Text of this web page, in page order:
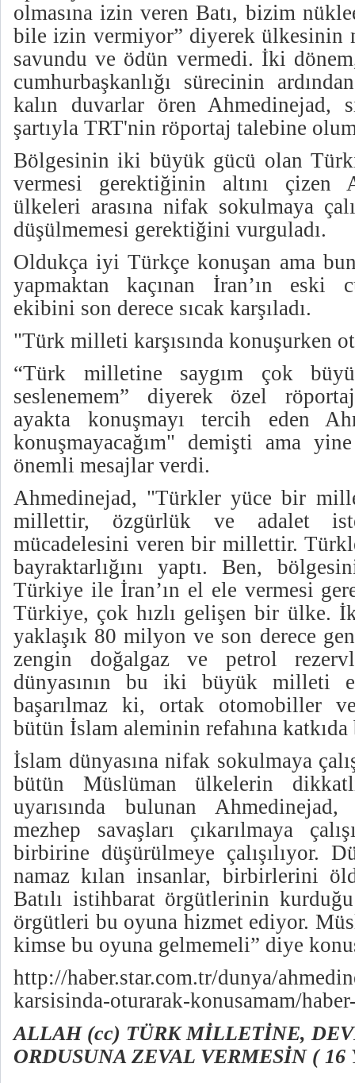
olmasına izin veren Batı, bizim
bile izin vermiyor” diyerek ülkesinin
savundu ve ödün vermedi. İki
cumhurbaşkanlığı sürecinin
kalın duvarlar ören Ahmedinejad,
şartıyla TRT'nin röportaj talebine
Bölgesinin iki büyük gücü olan
vermesi gerektiğinin altını çizen
ülkeleri arasına nifak sokulmaya
düşülmemesi gerektiğini vurguladı.
Oldukça iyi Türkçe konuşan ama
yapmaktan kaçınan İran’ın eski
ekibini son derece sıcak karşıladı.
"Türk milleti karşısında konuşurken
“Türk milletine saygım çok
seslenemem” diyerek özel
ayakta konuşmayı tercih eden
konuşmayacağım" demişti ama
önemli mesajlar verdi.
Ahmedinejad, "Türkler yüce bir
millettir, özgürlük ve adalet
mücadelesini veren bir millettir.
bayraktarlığını yaptı. Ben,
Türkiye ile İran’ın el ele vermesi
Türkiye, çok hızlı gelişen bir ülke.
yaklaşık 80 milyon ve son derece
zengin doğalgaz ve petrol
dünyasının bu iki büyük milleti
başarılmaz ki, ortak otomobiller
bütün İslam aleminin refahına
İslam dünyasına nifak sokulmaya
bütün Müslüman ülkelerin
uyarısında bulunan
mezhep savaşları çıkarılmaya
birbirine düşürülmeye çalışılıyor.
namaz kılan insanlar, birbirlerini
Batılı istihbarat örgütlerinin
örgütleri bu oyuna hizmet ediyor.
kimse bu oyuna gelmemeli” diye
http://haber.star.com.tr/dunya/
karsisinda-oturarak-konusamam/
ALLAH (cc) TÜRK MİLLETİNE,
ORDUSUNA ZEVAL VERMESİN (